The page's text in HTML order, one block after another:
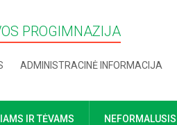
PROGIMNAZIJA
ADMINISTRACINĖ INFORMACIJA
IR TĖVAMS